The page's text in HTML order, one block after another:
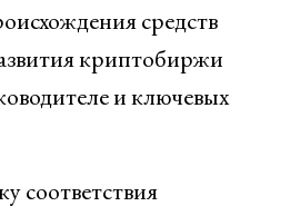
средств
криптобиржи
и ключевых
соответствия